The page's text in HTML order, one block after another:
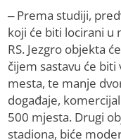
– Prema studiji,
koji će biti locirani u
RS. Jezgro objekta
čijem sastavu će
mesta, te manje
događaje,
500 mjesta. Drugi
stadiona, biće